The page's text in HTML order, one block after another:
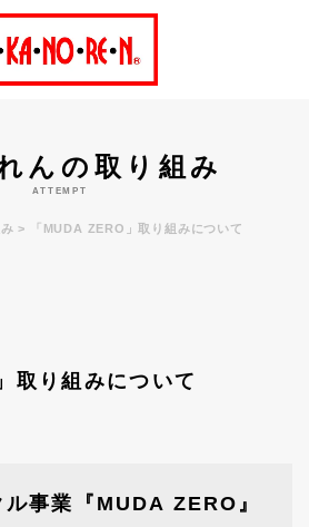
んの取り組み
ATTEMPT
「MUDA ZERO」取り組みについて
取り組みについて
事業『MUDA ZERO』